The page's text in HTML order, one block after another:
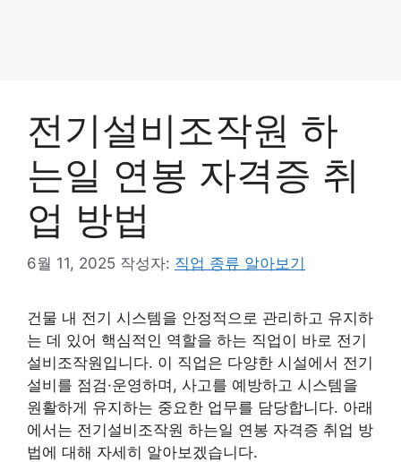
전기설비조작원 하
는일 연봉 자격증 취
업 방법
6월 11, 2025 작성자: 직업 종류 알아보기
건물 내 전기 시스템을 안정적으로 관리하고 유지하
는 데 있어 핵심적인 역할을 하는 직업이 바로 전기
설비조작원입니다. 이 직업은 다양한 시설에서 전기
설비를 점검·운영하며, 사고를 예방하고 시스템을
원활하게 유지하는 중요한 업무를 담당합니다. 아래
에서는 전기설비조작원 하는일 연봉 자격증 취업 방
법에 대해 자세히 알아보겠습니다.